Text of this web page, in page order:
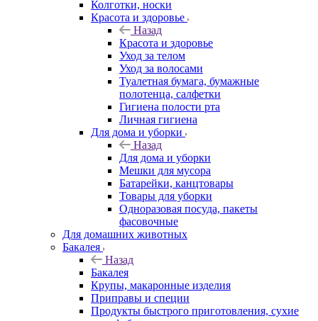
Колготки, носки
Красота и здоровье
Назад
Красота и здоровье
Уход за телом
Уход за волосами
Туалетная бумага, бумажные
полотенца, салфетки
Гигиена полости рта
Личная гигиена
Для дома и уборки
Назад
Для дома и уборки
Мешки для мусора
Батарейки, канцтовары
Товары для уборки
Одноразовая посуда, пакеты
фасовочные
Для домашних животных
Бакалея
Назад
Бакалея
Крупы, макаронные изделия
Приправы и специи
Продукты быстрого приготовления, сухие